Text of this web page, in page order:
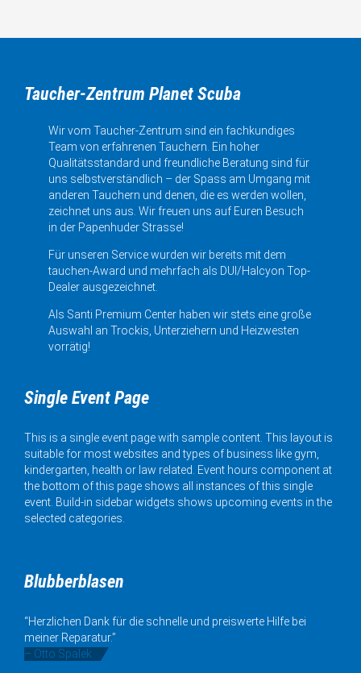
Taucher-Zentrum Planet Scuba
Wir vom Taucher-Zentrum sind ein fachkundiges
Team von erfahrenen Tauchern. Ein hoher
Qualitätsstandard und freundliche Beratung sind für
uns selbstverständlich – der Spass am Umgang mit
anderen Tauchern und denen, die es werden wollen,
zeichnet uns aus. Wir freuen uns auf Euren Besuch
in der Papenhuder Strasse!
Für unseren Service wurden wir bereits mit dem
tauchen-Award und mehrfach als DUI/Halcyon Top-
Dealer ausgezeichnet.
Als Santi Premium Center haben wir stets eine große
Auswahl an Trockis, Unterziehern und Heizwesten
vorrätig!
Single Event Page
This is a single event page with sample content. This layout is
suitable for most websites and types of business like gym,
kindergarten, health or law related. Event hours component at
the bottom of this page shows all instances of this single
event. Build-in sidebar widgets shows upcoming events in the
selected categories.
Blubberblasen
“Herzlichen Dank für die schnelle und preiswerte Hilfe bei
meiner Reparatur.”
– Otto Spalek